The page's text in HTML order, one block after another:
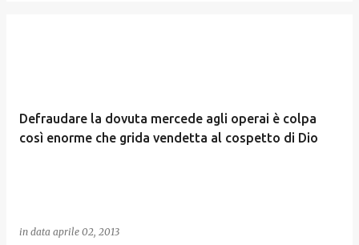
Defraudare la dovuta mercede agli operai è colpa
così enorme che grida vendetta al cospetto di Dio
in data aprile 02, 2013